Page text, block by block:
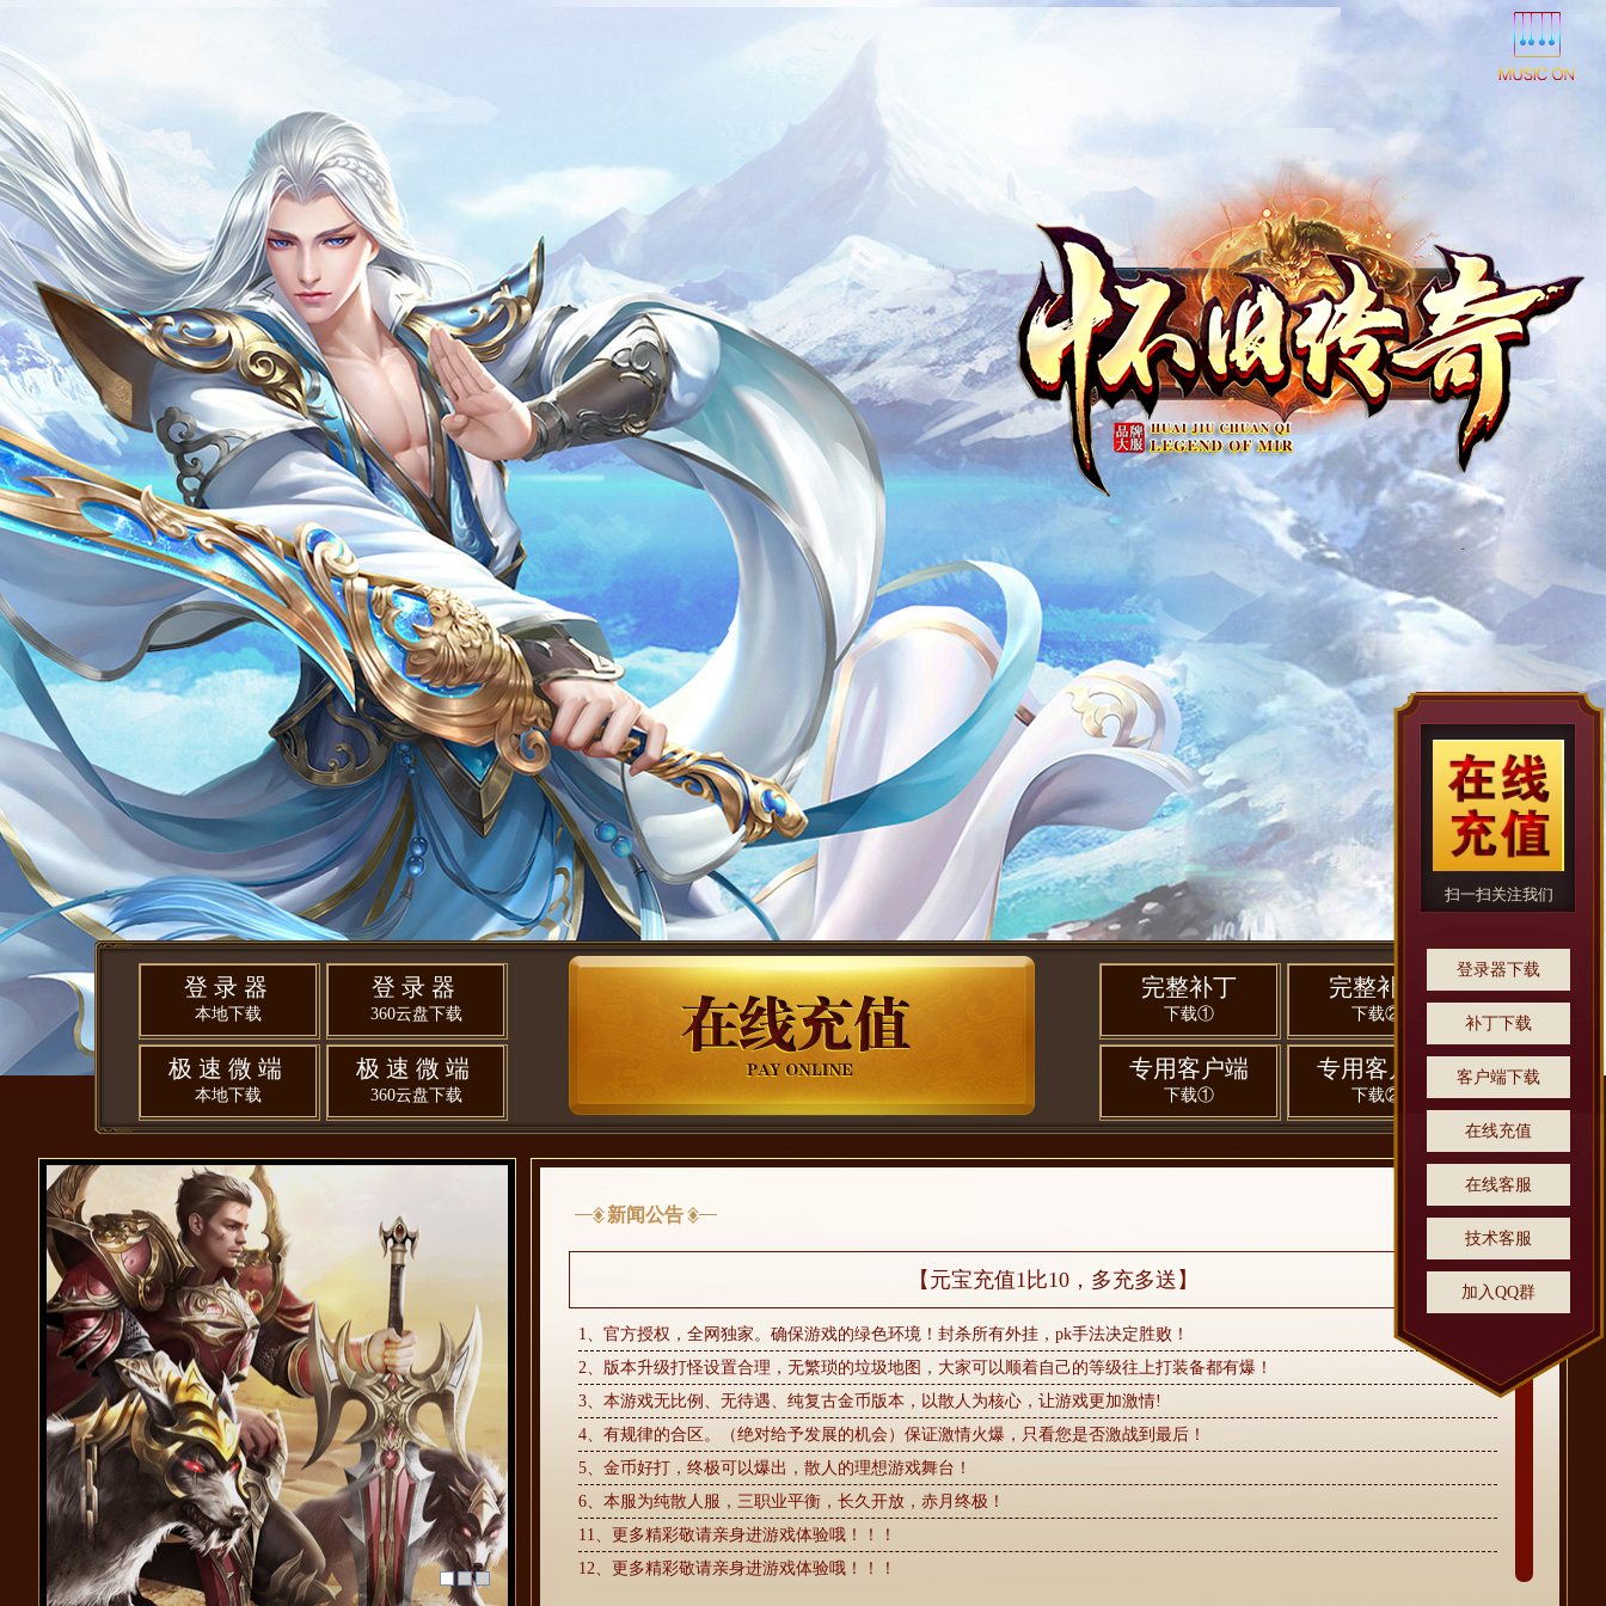
完整补丁
下载①
完整补丁
下载②
专用客户端
下载①
专用客户端
下载②
登录器
本地下载
登录器
360云盘下载
极速微端
本地下载
极速微端
360云盘下载
新闻公告
【元宝充值1比10，多充多送】
1、官方授权，全网独家。确保游戏的绿色环境！封杀所有外挂，pk手法决定胜败！
2、版本升级打怪设置合理，无繁琐的垃圾地图，大家可以顺着自己的等级往上打装备都有爆！
3、本游戏无比例、无待遇、纯复古金币版本，以散人为核心，让游戏更加激情!
4、有规律的合区。（绝对给予发展的机会）保证激情火爆，只看您是否激战到最后！
5、金币好打，终极可以爆出，散人的理想游戏舞台！
6、本服为纯散人服，三职业平衡，长久开放，赤月终极！
11、更多精彩敬请亲身进游戏体验哦！！！
12、更多精彩敬请亲身进游戏体验哦！！！
扫一扫关注我们
登录器下载
补丁下载
客户端下载
在线充值
在线客服
技术客服
加入QQ群